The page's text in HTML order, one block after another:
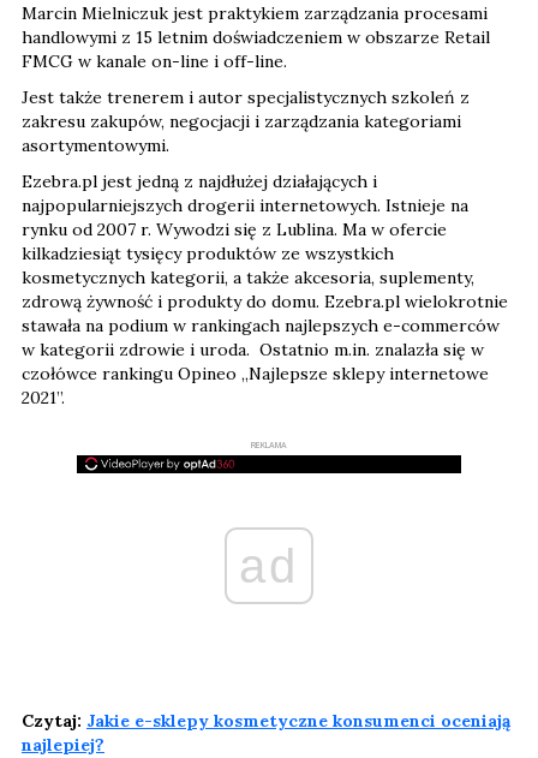
Marcin Mielniczuk jest praktykiem zarządzania procesami
handlowymi z 15 letnim doświadczeniem w obszarze Retail
FMCG w kanale on-line i off-line.
Jest także trenerem i autor specjalistycznych szkoleń z
zakresu zakupów, negocjacji i zarządzania kategoriami
asortymentowymi.
Ezebra.pl jest jedną z najdłużej działających i
najpopularniejszych drogerii internetowych. Istnieje na
rynku od 2007 r. Wywodzi się z Lublina. Ma w ofercie
kilkadziesiąt tysięcy produktów ze wszystkich
kosmetycznych kategorii, a także akcesoria, suplementy,
zdrową żywność i produkty do domu. Ezebra.pl wielokrotnie
stawała na podium w rankingach najlepszych e-commerców
w kategorii zdrowie i uroda. Ostatnio m.in. znalazła się w
czołówce rankingu Opineo „Najlepsze sklepy internetowe
2021”.
REKLAMA
ad
Czytaj: Jakie e-sklepy kosmetyczne konsumenci oceniają
najlepiej?